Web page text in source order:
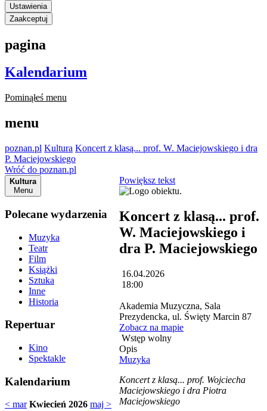
Ustawienia
Zaakceptuj
pagina
Kalendarium
Pominąłeś menu
menu
poznan.pl Kultura Koncert z klasą... prof. W. Maciejowskiego i dra
P. Maciejowskiego
Wróć do poznan.pl
Kultura
Menu
Polecane wydarzenia
Muzyka
Teatr
Film
Książki
Sztuka
Inne
Historia
Repertuar
Kino
Spektakle
Kalendarium
< mar Kwiecień 2026 maj >
Powiększ tekst
Koncert z klasą... prof.
W. Maciejowskiego i
dra P. Maciejowskiego
16.04.2026
18:00
Akademia Muzyczna, Sala
Prezydencka, ul. Święty Marcin 87
Zobacz na mapie
Wstęp wolny
Opis
Muzyka
Koncert z klasą... prof. Wojciecha
Maciejowskiego i dra Piotra
Maciejowskiego